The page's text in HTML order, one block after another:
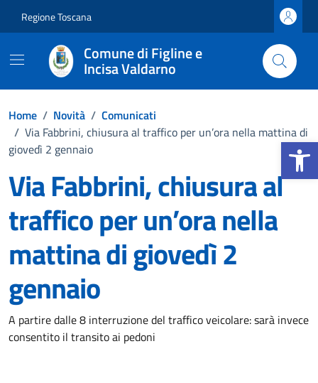
Apri la
Regione Toscana
Comune di Figline e
Incisa Valdarno
Home / Novità / Comunicati
/ Via Fabbrini, chiusura al traffico per un’ora nella mattina di
giovedì 2 gennaio
Via Fabbrini, chiusura al
traffico per un’ora nella
mattina di giovedì 2
gennaio
Dettagli della notizia
A partire dalle 8 interruzione del traffico veicolare: sarà invece
consentito il transito ai pedoni